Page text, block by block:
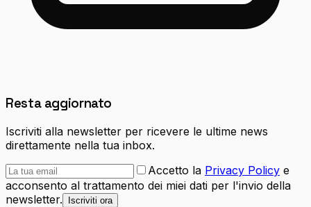
Resta aggiornato
Iscriviti alla newsletter per ricevere le ultime news
direttamente nella tua inbox.
Accetto la Privacy Policy e
acconsento al trattamento dei miei dati per l'invio della
newsletter.
Iscriviti ora